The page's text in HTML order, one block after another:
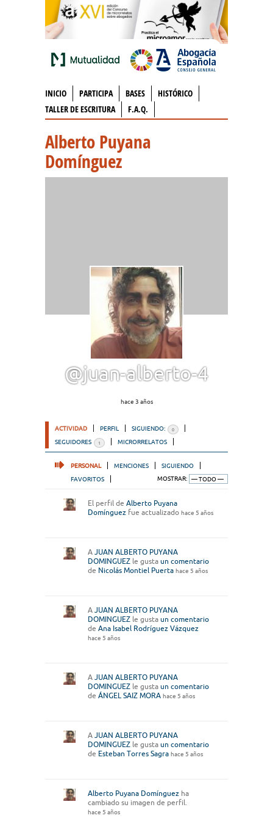
INICIO PARTICIPA BASES
HISTÓRICO
TALLER DE ESCRITURA
F.A.Q.
Alberto Puyana
Domínguez
@juan-alberto-4
hace 3 años
ACTIVIDAD PERFIL SIGUIENDO: 0
SEGUIDORES 1 MICRORRELATOS
PERSONAL MENCIONES
SIGUIENDO
FAVORITOS
MOSTRAR:
El perfil de Alberto Puyana
Domínguez fue actualizado hace 5 años
A JUAN ALBERTO PUYANA
DOMINGUEZ le gusta un comentario
de Nicolás Montiel Puerta hace 5 años
A JUAN ALBERTO PUYANA
DOMINGUEZ le gusta un comentario
de Ana Isabel Rodríguez Vázquez
hace 5 años
A JUAN ALBERTO PUYANA
DOMINGUEZ le gusta un comentario
de ÁNGEL SAIZ MORA hace 5 años
A JUAN ALBERTO PUYANA
DOMINGUEZ le gusta un comentario
de Esteban Torres Sagra hace 5 años
Alberto Puyana Domínguez ha
cambiado su imagen de perfil.
hace 5 años